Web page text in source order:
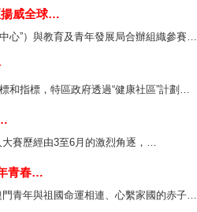
揚威全球…
心”）與教育及青年發展局合辦組織參賽…
和指標，特區政府透過“健康社區”計劃…
賽歷經由3至6月的激烈角逐，…
青春…
青年與祖國命運相連、心繫家國的赤子…